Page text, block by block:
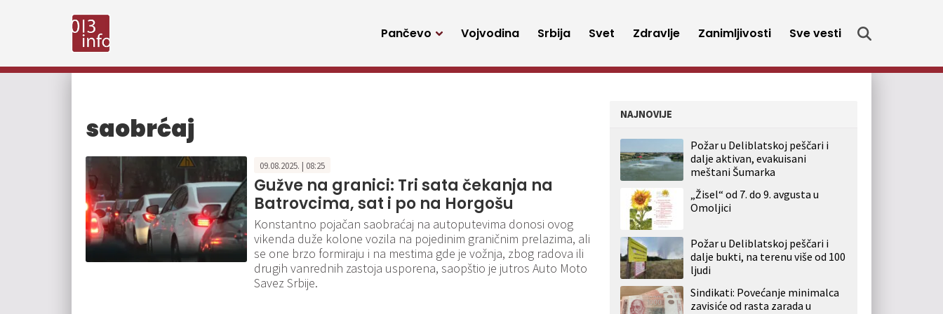
Pančevo Vojvodina Srbija Svet Zdravlje Zanimljivosti Sve vesti
saobrćaj
09.08.2025. | 08:25
Gužve na granici: Tri sata čekanja na
Batrovcima, sat i po na Horgošu
Konstantno pojačan saobraćaj na autoputevima donosi ovog
vikenda duže kolone vozila na pojedinim graničnim prelazima, ali
se one brzo formiraju i na mestima gde je vožnja, zbog radova ili
drugih vanrednih zastoja usporena, saopštio je jutros Auto Moto
Savez Srbije.
NAJNOVIJE
Požar u Deliblatskoj peščari i
dalje aktivan, evakuisani
meštani Šumarka
„Žisel“ od 7. do 9. avgusta u
Omoljici
Požar u Deliblatskoj peščari i
dalje bukti, na terenu više od 100
ljudi
Sindikati: Povećanje minimalca
zavisiće od rasta zarada u